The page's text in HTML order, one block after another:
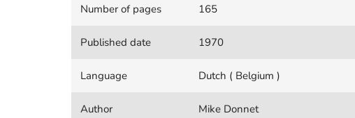
Number of pages 165
Published date 1970
Language Dutch ( Belgium )
Author Mike Donnet